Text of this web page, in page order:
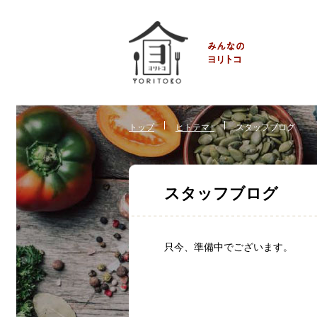
トップ ヒトテマ+ スタッフブログ
スタッフブログ
只今、準備中でございます。